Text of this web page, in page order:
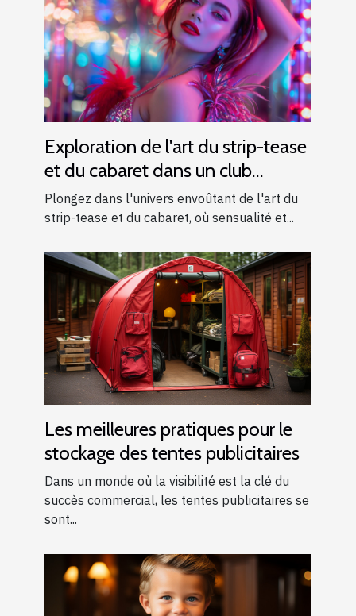
Exploration de l'art du strip-tease
et du cabaret dans un club
moderne
Plongez dans l'univers envoûtant de l'art du
strip-tease et du cabaret, où sensualité et...
Les meilleures pratiques pour le
stockage des tentes publicitaires
Dans un monde où la visibilité est la clé du
succès commercial, les tentes publicitaires se
sont...